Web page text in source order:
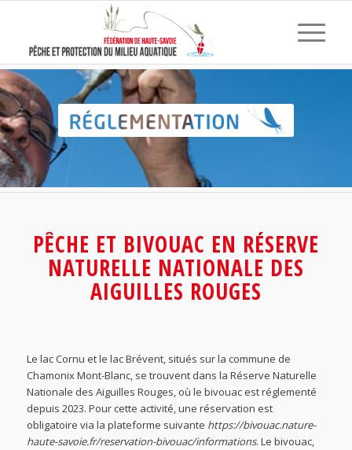
PÊCHE ET BIVOUAC EN RÉSERVE
NATURELLE NATIONALE DES
AIGUILLES ROUGES
Le lac Cornu et le lac Brévent, situés sur la commune de
Chamonix Mont-Blanc, se trouvent dans la Réserve Naturelle
Nationale des Aiguilles Rouges, où le bivouac est réglementé
depuis 2023. Pour cette activité, une réservation est
obligatoire via la plateforme suivante https://bivouac.nature-
haute-savoie.fr/reservation-bivouac/informations. Le bivouac,